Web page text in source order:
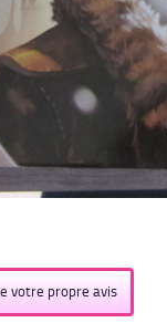
votre propre avis